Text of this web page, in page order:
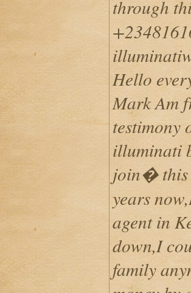
through
Hello
Mark Am
testimony
illuminati
join� this
years
agent in
down,I
family